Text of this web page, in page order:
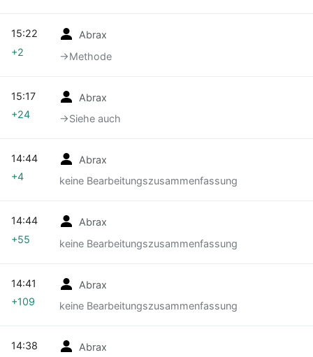
Abrax
→‎Methode
15:22
+2
Abrax
→‎Siehe auch
15:17
+24
Abrax
keine Bearbeitungszusammenfassung
14:44
+4
Abrax
keine Bearbeitungszusammenfassung
14:44
+55
Abrax
keine Bearbeitungszusammenfassung
14:41
+109
Abrax
14:38